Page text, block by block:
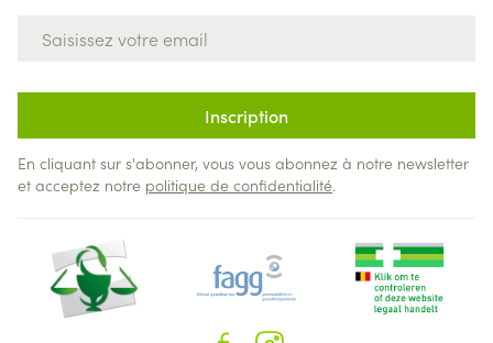
Inscription
En cliquant sur s'abonner, vous vous abonnez à notre newsletter
et acceptez notre politique de confidentialité.